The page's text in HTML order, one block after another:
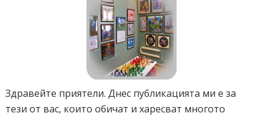
Здравейте приятели. Днес публикацията ми е за
тези от вас, които обичат и харесват многото